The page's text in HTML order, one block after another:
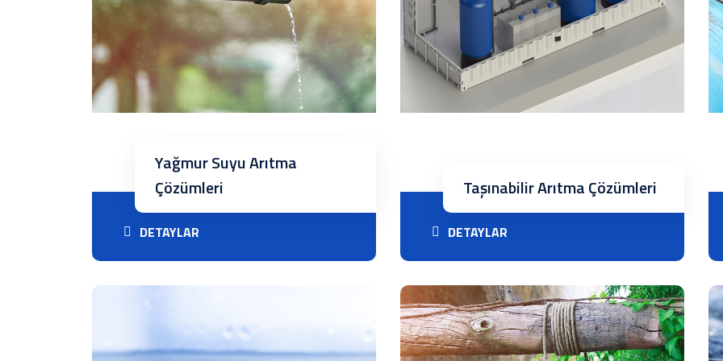
DETAYLAR
Yağmur Suyu Arıtma
Çözümleri
DETAYLAR
Taşınabilir Arıtma Çözümleri